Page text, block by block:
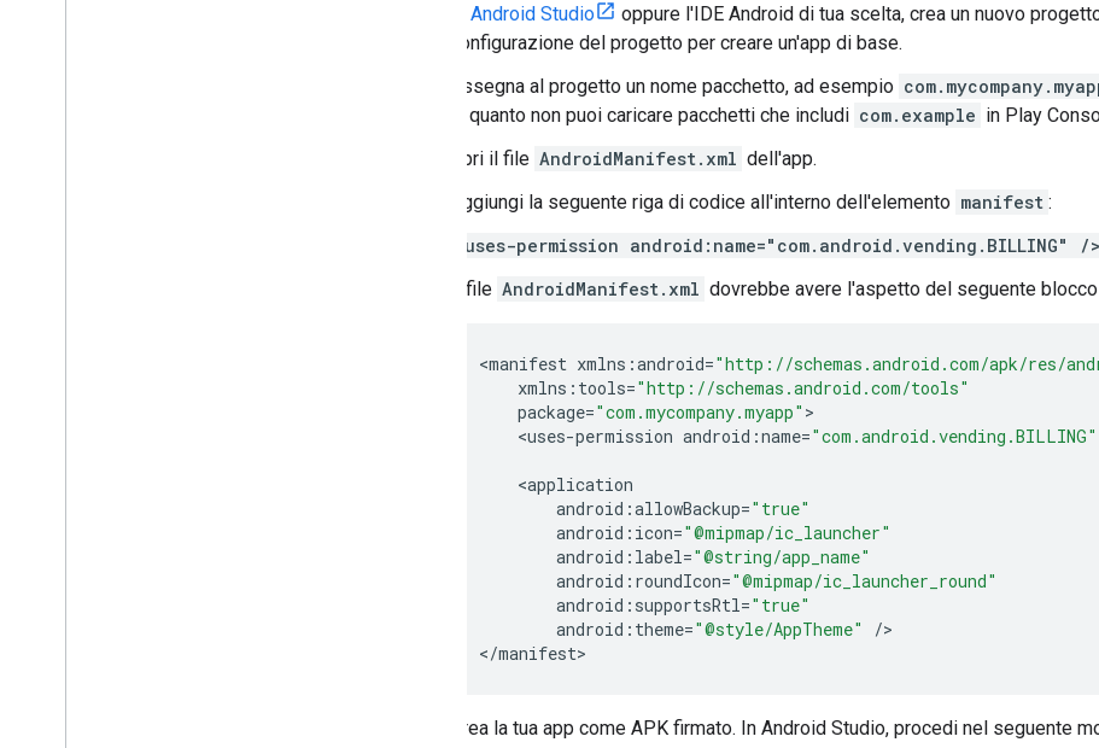
Android Studio
oppure l'IDE Android di tua scelta, crea un nuovo
configurazione del progetto per creare un'app di base.
Assegna al progetto un nome pacchetto, ad esempio
in quanto non puoi caricare pacchetti che includi com.example in Play
Apri il file AndroidManifest.xml dell'app.
Aggiungi la seguente riga di codice all'interno dell'elemento manifest :
<uses-permission android:name="com.android.vending.BILLING" />
Il file AndroidManifest.xml dovrebbe avere l'aspetto del seguente
<manifest xmlns :android="http://schemas.android.com/apk/res/
xmlns : tools="http://schemas.android.com/tools"
package="com.mycompany.myapp"
<uses-permission android :name="com.android.vending.BILLING"
<application
android :allowBackup="true"
android : icon="@mipmap/ic_launcher"
android : label="@string/app_name"
android : roundIcon="@mipmap/ic_launcher_round"
android : supportsRtl="true"
android : theme="@style/AppTheme" />
</manifest
Crea la tua app come APK firmato. In Android Studio, procedi nel seguente